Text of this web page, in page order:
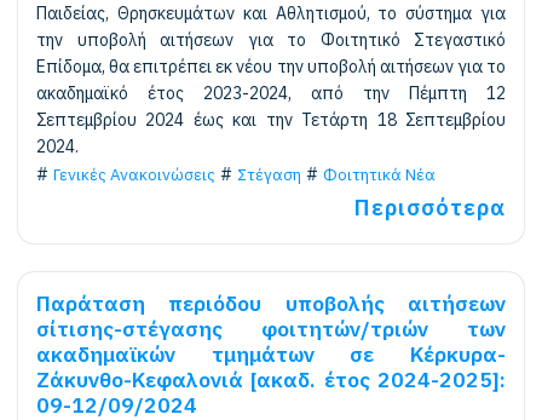
Παιδείας, Θρησκευμάτων και Αθλητισμού, το σύστημα για
την υποβολή αιτήσεων για το Φοιτητικό Στεγαστικό
Επίδομα, θα επιτρέπει εκ νέου την υποβολή αιτήσεων για το
ακαδημαϊκό έτος 2023-2024, από την Πέμπτη 12
Σεπτεμβρίου 2024 έως και την Τετάρτη 18 Σεπτεμβρίου
2024.
Γενικές Ανακοινώσεις
Στέγαση Φοιτητικά Νέα
Περισσότερα
Παράταση περιόδου υποβολής αιτήσεων
σίτισης-στέγασης φοιτητών/τριών των
ακαδημαϊκών τμημάτων σε Κέρκυρα-
Ζάκυνθο-Κεφαλονιά [ακαδ. έτος 2024-2025]:
09-12/09/2024